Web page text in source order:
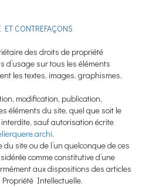
CONTREFAÇONS
des droits de propriété
d’usage sur tous les éléments
les textes, images, graphismes,
modification, publication,
éléments du site, quel que soit le
sauf autorisation écrite
.
site ou de l’un quelconque de ces
comme constitutive d’une
aux dispositions des articles
Intellectuelle.